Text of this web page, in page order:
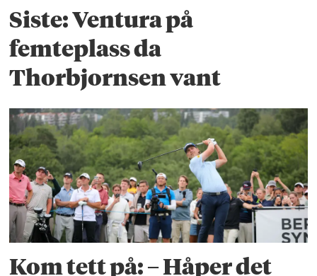
Siste: Ventura på
femteplass da
Thorbjornsen vant
Kom tett på: – Håper det